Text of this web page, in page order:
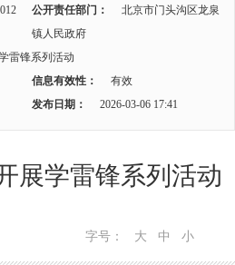
公开责任部门：
北京市门头沟区龙泉
镇人民政府
雷锋系列活动
信息有效性：
有效
发布日期： 2026-03-06 17:41
展学雷锋系列活动
字号： 大 中 小